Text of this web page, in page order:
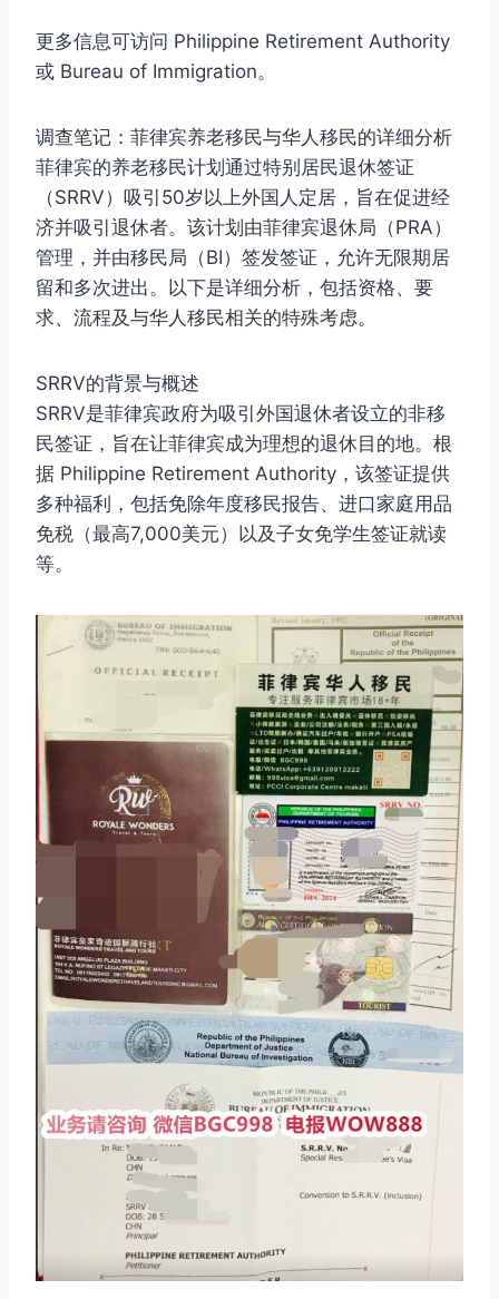
更多信息可访问 Philippine Retirement Authority
或 Bureau of Immigration。
调查笔记：菲律宾养老移民与华人移民的详细分析
菲律宾的养老移民计划通过特别居民退休签证
（SRRV）吸引50岁以上外国人定居，旨在促进经
济并吸引退休者。该计划由菲律宾退休局（PRA）
管理，并由移民局（BI）签发签证，允许无限期居
留和多次进出。以下是详细分析，包括资格、要
求、流程及与华人移民相关的特殊考虑。
SRRV的背景与概述
SRRV是菲律宾政府为吸引外国退休者设立的非移
民签证，旨在让菲律宾成为理想的退休目的地。根
据 Philippine Retirement Authority，该签证提供
多种福利，包括免除年度移民报告、进口家庭用品
免税（最高7,000美元）以及子女免学生签证就读
等。